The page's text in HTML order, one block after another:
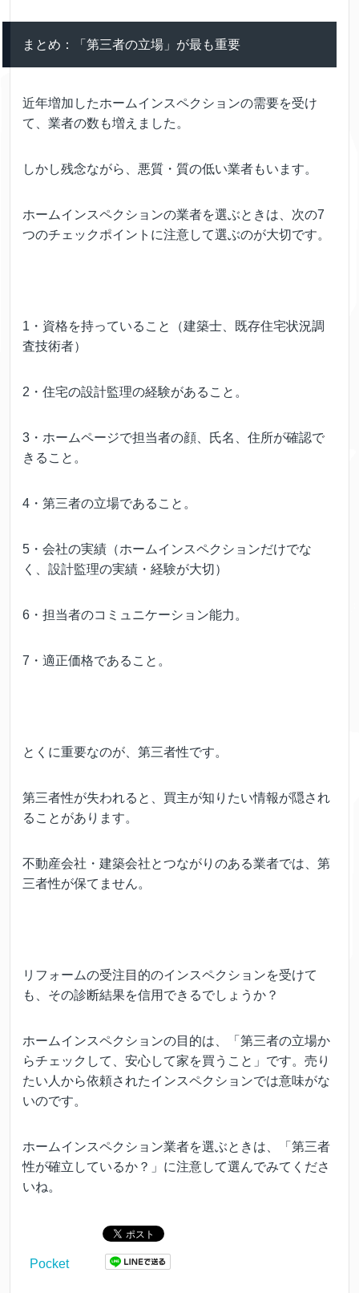
まとめ：「第三者の立場」が最も重要
近年増加したホームインスペクションの需要を受け
て、業者の数も増えました。
しかし残念ながら、悪質・質の低い業者もいます。
ホームインスペクションの業者を選ぶときは、次の7
つのチェックポイントに注意して選ぶのが大切です。
1・資格を持っていること（建築士、既存住宅状況調
査技術者）
2・住宅の設計監理の経験があること。
3・ホームページで担当者の顔、氏名、住所が確認で
きること。
4・第三者の立場であること。
5・会社の実績（ホームインスペクションだけでな
く、設計監理の実績・経験が大切）
6・担当者のコミュニケーション能力。
7・適正価格であること。
とくに重要なのが、第三者性です。
第三者性が失われると、買主が知りたい情報が隠され
ることがあります。
不動産会社・建築会社とつながりのある業者では、第
三者性が保てません。
リフォームの受注目的のインスペクションを受けて
も、その診断結果を信用できるでしょうか？
ホームインスペクションの目的は、「第三者の立場か
らチェックして、安心して家を買うこと」です。売り
たい人から依頼されたインスペクションでは意味がな
いのです。
ホームインスペクション業者を選ぶときは、「第三者
性が確立しているか？」に注意して選んでみてくださ
いね。
Pocket